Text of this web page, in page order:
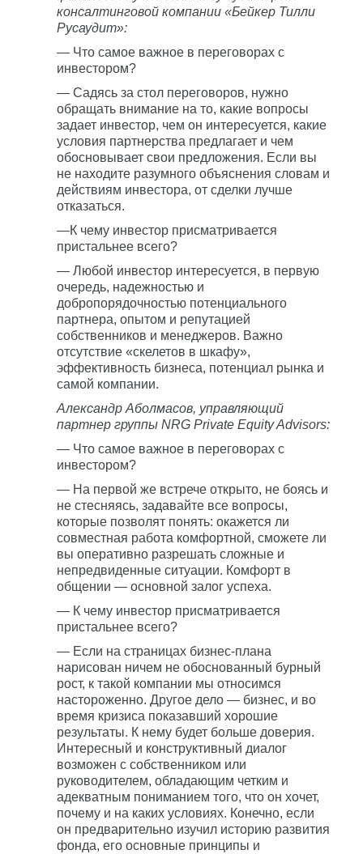
консалтинговой компании «Бейкер Тилли
Русаудит»:
— Что самое важное в переговорах с
инвестором?
— Садясь за стол переговоров, нужно
обращать внимание на то, какие вопросы
задает инвестор, чем он интересуется, какие
условия партнерства предлагает и чем
обосновывает свои предложения. Если вы
не находите разумного объяснения словам и
действиям инвестора, от сделки лучше
отказаться.
—К чему инвестор присматривается
пристальнее всего?
— Любой инвестор интересуется, в первую
очередь, надежностью и
добропорядочностью потенциального
партнера, опытом и репутацией
собственников и менеджеров. Важно
отсутствие «скелетов в шкафу»,
эффективность бизнеса, потенциал рынка и
самой компании.
Александр Аболмасов, управляющий
партнер группы NRG Private Equity Advisors:
— Что самое важное в переговорах с
инвестором?
— На первой же встрече открыто, не боясь и
не стесняясь, задавайте все вопросы,
которые позволят понять: окажется ли
совместная работа комфортной, сможете ли
вы оперативно разрешать сложные и
непредвиденные ситуации. Комфорт в
общении — основной залог успеха.
— К чему инвестор присматривается
пристальнее всего?
— Если на страницах бизнес-плана
нарисован ничем не обоснованный бурный
рост, к такой компании мы относимся
настороженно. Другое дело — бизнес, и во
время кризиса показавший хорошие
результаты. К нему будет больше доверия.
Интересный и конструктивный диалог
возможен с собственником или
руководителем, обладающим четким и
адекватным пониманием того, что он хочет,
почему и на каких условиях. Конечно, если
он предварительно изучил историю развития
фонда, его основные принципы и